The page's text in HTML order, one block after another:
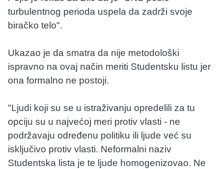
turbulentnog perioda uspela da zadrži svoje
biračko telo".
Ukazao je da smatra da nije metodološki
ispravno na ovaj način meriti Studentsku listu jer
ona formalno ne postoji.
"Ljudi koji su se u istraživanju opredelili za tu
opciju su u najvećoj meri protiv vlasti - ne
podržavaju određenu politiku ili ljude već su
isključivo protiv vlasti. Neformalni naziv
Studentska lista je te ljude homogenizovao. Ne